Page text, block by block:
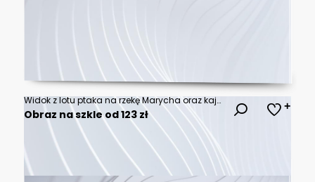
Widok z lotu ptaka na rzekę Marycha oraz kajaki
Obraz na szkle od 123 zł